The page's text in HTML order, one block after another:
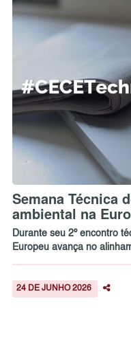
Semana Técnica
ambiental na
Durante seu 2º encontro
Europeu avança no
24 DE JUNHO 2026